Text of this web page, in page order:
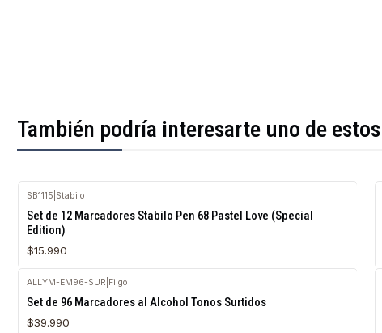
También podría interesarte uno de estos
SB1115 Stabilo
Set de 12 Marcadores Stabilo Pen 68 Pastel Love (Special
Edition)
$15.990
ALLYM-EM96-SUR Filgo
Set de 96 Marcadores al Alcohol Tonos Surtidos
$39.990